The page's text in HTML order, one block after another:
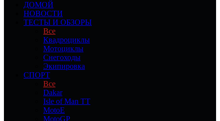
ДОМОЙ
НОВОСТИ
ТЕСТЫ И ОБЗОРЫ
Все
Квадроциклы
Мотоциклы
Снегоходы
Экипировка
СПОРТ
Все
Dakar
Isle of Man TT
MotoE
MotoGP